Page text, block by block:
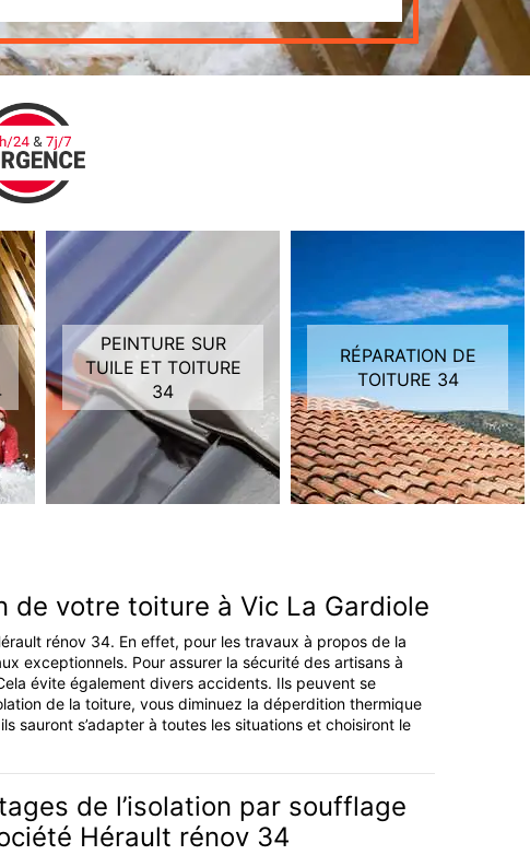
PEINTURE SUR
TUILE ET TOITURE
34
RÉPARATION DE
TOITURE 34
de votre toiture à Vic La Gardiole
rénov 34. En effet, pour les travaux à propos de la
exceptionnels. Pour assurer la sécurité des artisans à
évite également divers accidents. Ils peuvent se
de la toiture, vous diminuez la déperdition thermique
sauront s’adapter à toutes les situations et choisiront le
de l’isolation par soufflage
Hérault rénov 34